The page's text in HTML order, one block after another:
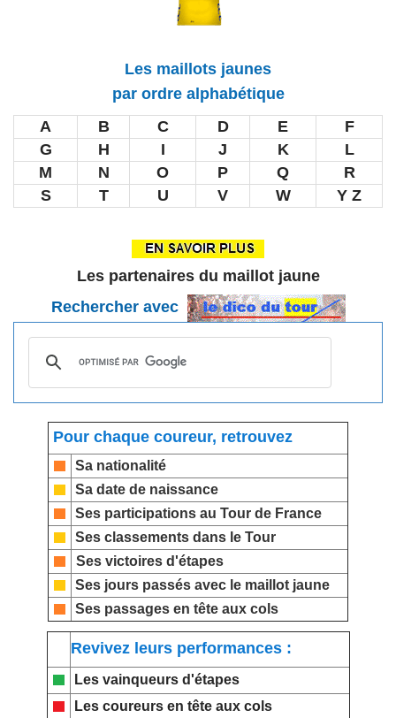
Les maillots jaunes
par ordre alphabétique
A
B C D E
F
G
H I J K
L
M
N O P Q
R
S
T U V W Y Z
Les partenaires du maillot jaune
Rechercher avec
Pour chaque coureur, retrouvez
Sa nationalité
Sa date de naissance
Ses participations au Tour de France
Ses classements dans le Tour
Ses victoires d'étapes
Ses jours passés avec le maillot jaune
Ses passages en tête aux cols
Revivez leurs performances :
Les vainqueurs d'étapes
Les coureurs en tête aux cols